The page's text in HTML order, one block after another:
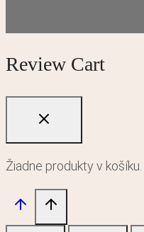
Review Cart
Žiadne produkty v košíku.